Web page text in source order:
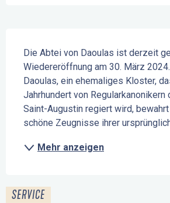
Die Abtei von Daoulas ist derzeit
Wiedereröffnung am 30. März
Daoulas, ein ehemaliges Kloster,
Jahrhundert von Regularkanonikern
Saint-Augustin regiert wird,
schöne Zeugnisse ihrer
Mehr anzeigen
SERVICE